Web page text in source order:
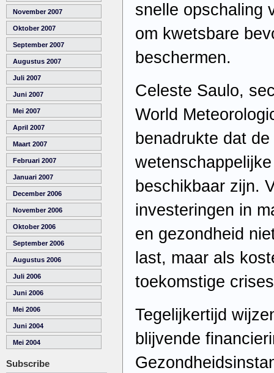
November 2007
Oktober 2007
September 2007
Augustus 2007
Juli 2007
Juni 2007
Mei 2007
April 2007
Maart 2007
Februari 2007
Januari 2007
December 2006
November 2006
Oktober 2006
September 2006
Augustus 2006
Juli 2006
Juni 2006
Mei 2006
Juni 2004
Mei 2004
Subscribe
snelle opschaling
om kwetsbare
beschermen.
Celeste Saulo,
World
benadrukte dat
beschikbaar zijn.
investeringen in
en gezondheid
last, maar als
toekomstige
Tegelijkertijd
blijvende